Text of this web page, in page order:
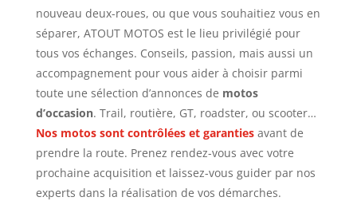
nouveau deux-roues, ou que vous souhaitiez vous en
séparer, ATOUT MOTOS est le lieu privilégié pour
tous vos échanges. Conseils, passion, mais aussi un
accompagnement pour vous aider à choisir parmi
toute une sélection d’annonces de motos
d’occasion. Trail, routière, GT, roadster, ou scooter…
Nos motos sont contrôlées et garantiesavant de
prendre la route. Prenez rendez-vous avec votre
prochaine acquisition et laissez-vous guider par nos
experts dans la réalisation de vos démarches.